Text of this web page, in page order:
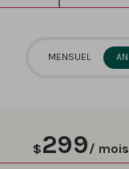
MENSUEL
$299/ mois